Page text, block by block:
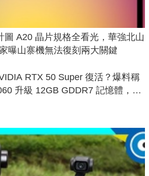
圖 A20 晶片規格全看光，華強北山
曝山寨機無法復刻兩大關鍵
RTX 50 Super 復活？爆料稱
升級 12GB GDDR7 記憶體，這